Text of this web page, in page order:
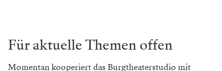
Für aktuelle Themen offen
Momentan kooperiert das Burgtheater­studio mit